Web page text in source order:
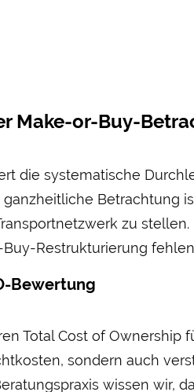
Make-or-Buy-
die systematische
Betrachtung
zu
Restrukturierung
Bewertung
Total Cost of
sondern auch
wissen wir,